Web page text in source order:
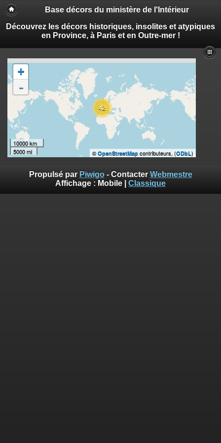
Base décors du ministère de l'Intérieur
Découvrez les décors historiques, insolites et atypiques
en Province, à Paris et en Outre-mer !
42
+
-
10000 km
5000 mi
© OpenStreetMap contributeurs, (ODbL)
Propulsé par Piwigo- Contacter Webmestre
Affichage : Mobile Classique